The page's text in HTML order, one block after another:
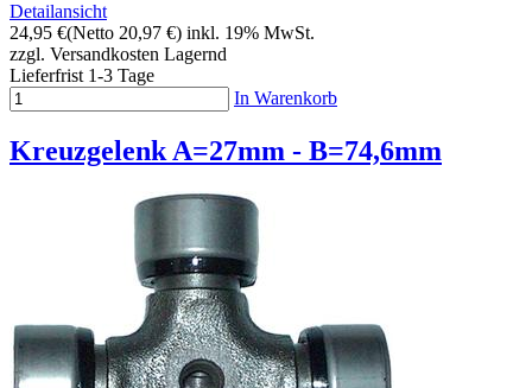
Detailansicht
24,95 €(Netto 20,97 €) inkl. 19% MwSt.
zzgl. Versandkosten Lagernd
Lieferfrist 1-3 Tage
In Warenkorb
Kreuzgelenk A=27mm - B=74,6mm